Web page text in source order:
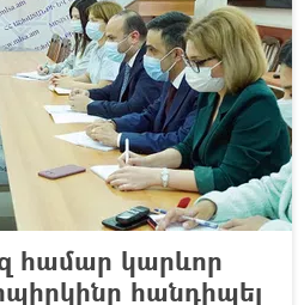
համար կարևոր
հանդիպել